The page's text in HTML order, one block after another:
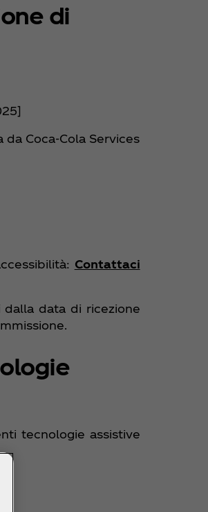
di
Coca‑Cola Services
Contattaci
dalla data di ricezione
tecnologie assistive